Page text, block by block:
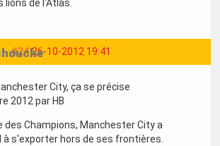
lions de l'Atlas.
#24 26-10-2012 19:41
City, ça se précise
2012 par HB
des Champions, Manchester City a
s'exporter hors de ses frontières.